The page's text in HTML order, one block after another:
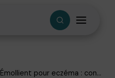
Émollient pour eczéma : con...